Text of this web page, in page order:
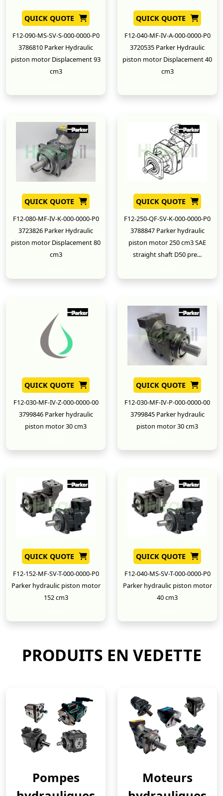
QUICK QUOTE
F12-090-MS-SV-S-000-0000-P0
3786810 Parker Hydraulic
piston motor Displacement 93
cm3
QUICK QUOTE
F12-040-MF-IV-A-000-0000-P0
3720535 Parker Hydraulic
piston motor Displacement 40
cm3
QUICK QUOTE
F12-080-MF-IV-K-000-0000-P0
3723826 Parker Hydraulic
piston motor Displacement 80
cm3
QUICK QUOTE
F12-250-QF-SV-K-000-0000-P0
3788847 Parker hydraulic
piston motor 250 cm3 SAE
straight shaft D50 pre...
QUICK QUOTE
F12-030-MF-IV-Z-000-0000-00
3799846 Parker hydraulic
piston motor 30 cm3
QUICK QUOTE
F12-030-MF-IV-P-000-0000-00
3799845 Parker hydraulic
piston motor 30 cm3
QUICK QUOTE
F12-152-MF-SV-T-000-0000-P0
Parker hydraulic piston motor
152 cm3
QUICK QUOTE
F12-040-MS-SV-T-000-0000-P0
Parker hydraulic piston motor
40 cm3
PRODUITS EN VEDETTE
Pompes
Moteurs